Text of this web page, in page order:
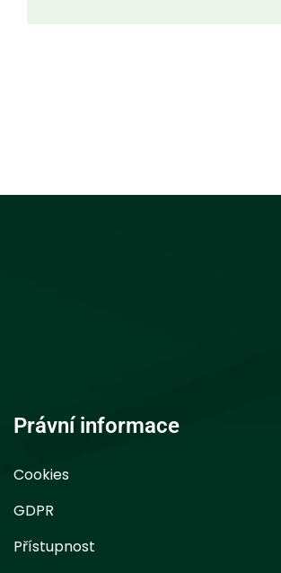
Právní informace
Cookies
GDPR
Přístupnost